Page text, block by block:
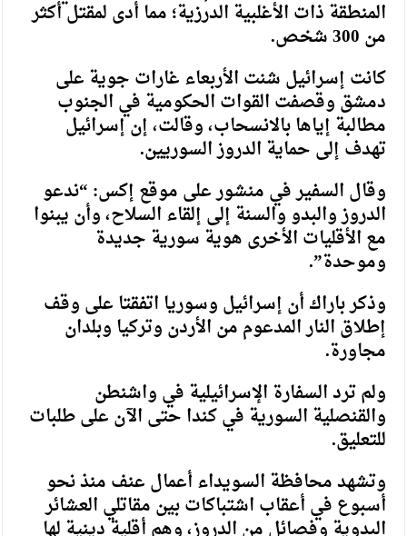
المنطقة ذات الأغلبية الدرزية؛ مما أدى لمقتل أكثر
من 300 شخص.
كانت إسرائيل شنت الأربعاء غارات جوية على
دمشق وقصفت القوات الحكومية في الجنوب
مطالبة إياها بالانسحاب، وقالت، إن إسرائيل
تهدف إلى حماية الدروز السوريين.
وقال السفير في منشور على موقع إكس: “ندعو
الدروز والبدو والسنة إلى إلقاء السلاح، وأن يبنوا
مع الأقليات الأخرى هوية سورية جديدة
وموحدة”.
وذكر باراك أن إسرائيل وسوريا اتفقتا على وقف
إطلاق النار المدعوم من الأردن وتركيا وبلدان
مجاورة.
ولم ترد السفارة الإسرائيلية في واشنطن
والقنصلية السورية في كندا حتى الآن على طلبات
للتعليق.
وتشهد محافظة السويداء أعمال عنف منذ نحو
أسبوع في أعقاب اشتباكات بين مقاتلي العشائر
البدوية وفصائل من الدروز، وهم أقلية دينية لها